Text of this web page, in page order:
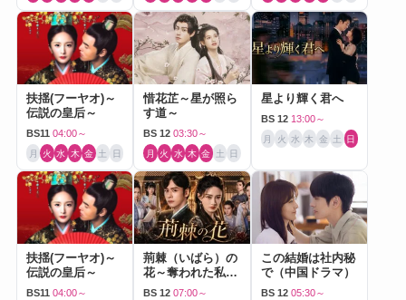
扶揺(フーヤオ)～
伝説の皇后～
BS11 04:00～
月 火 水 木 金 土 日
惜花芷～星が照ら
す道～
BS 12 03:30～
月 火 水 木 金 土 日
星より輝く君へ
BS 12 13:00～
月 火 水 木 金 土 日
扶揺(フーヤオ)～
伝説の皇后～
BS11 04:00～
荊棘（いばら）の
花～奪われた私～
（中国ドラマ）
BS 12 07:00～
この結婚は社内秘
で（中国ドラマ）
BS 12 05:30～